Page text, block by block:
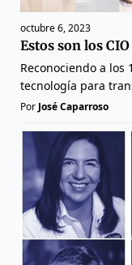
octubre 6, 2023
Estos son los
Reconociendo a
tecnología para
Por José Caparroso